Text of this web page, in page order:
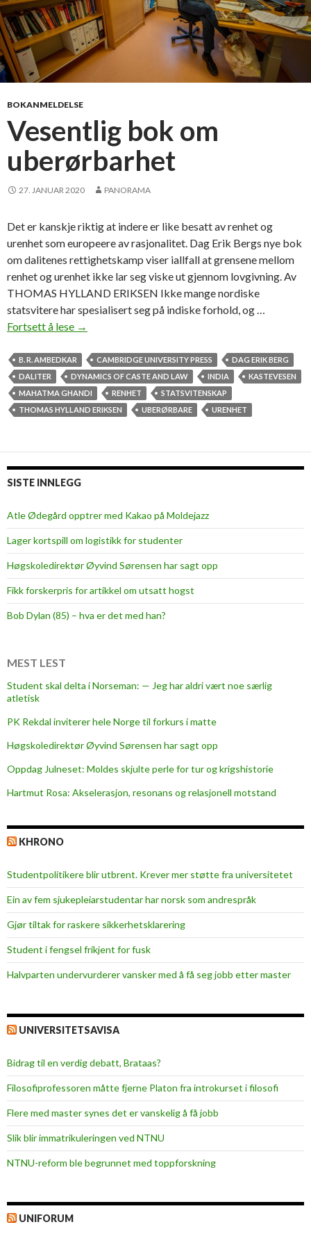
BOKANMELDELSE
Vesentlig bok om
uberørbarhet
27. JANUAR 2020 PANORAMA
Det er kanskje riktig at indere er like besatt av renhet og
urenhet som europeere av rasjonalitet. Dag Erik Bergs nye bok
om dalitenes rettighetskamp viser iallfall at grensene mellom
renhet og urenhet ikke lar seg viske ut gjennom lovgivning. Av
THOMAS HYLLAND ERIKSEN Ikke mange nordiske
statsvitere har spesialisert seg på indiske forhold, og …
Fortsett å lese V
s
e
n
t
b
o
m
b
e
r
r
e
t
→
B. R. AMBEDKAR CAMBRIDGE UNIVERSITY PRESS
DAG ERIK BERG
DALITER
DYNAMICS OF CASTE AND LAW INDIA
KASTEVESEN
MAHATMA GHANDI
RENHET
STATSVITENSKAP
THOMAS HYLLAND ERIKSEN
UBERØRBARE URENHET
SISTE INNLEGG
Atle Ødegård opptrer med Kakao på Moldejazz
Lager kortspill om logistikk for studenter
Høgskoledirektør Øyvind Sørensen har sagt opp
Fikk forskerpris for artikkel om utsatt hogst
Bob Dylan (85) – hva er det med han?
MEST LEST
Student skal delta i Norseman: — Jeg har aldri vært noe særlig
atletisk
PK Rekdal inviterer hele Norge til forkurs i matte
Høgskoledirektør Øyvind Sørensen har sagt opp
Oppdag Julneset: Moldes skjulte perle for tur og krigshistorie
Hartmut Rosa: Akselerasjon, resonans og relasjonell motstand
KHRONO
Studentpolitikere blir utbrent. Krever mer støtte fra universitetet
Ein av fem sjukepleiar­studentar har norsk som andrespråk
Gjør tiltak for raskere sikkerhets­klarering
Student i fengsel frikjent for fusk
Halvparten undervurderer vansker med å få seg jobb etter master
UNIVERSITETSAVISA
Bidrag til en verdig debatt, Brataas?
Filosofiprofessoren måtte fjerne Platon fra introkurset i filosofi
Flere med master synes det er vanskelig å få jobb
Slik blir immatrikuleringen ved NTNU
NTNU-reform ble begrunnet med toppforskning
UNIFORUM